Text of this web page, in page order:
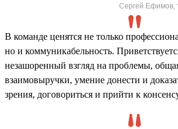
Сергей Ефимов,
В команде ценятся не только
но и коммуникабельность.
незашоренный взгляд на проблемы,
взаимовыручки, умение донести и
зрения, договориться и прийти к